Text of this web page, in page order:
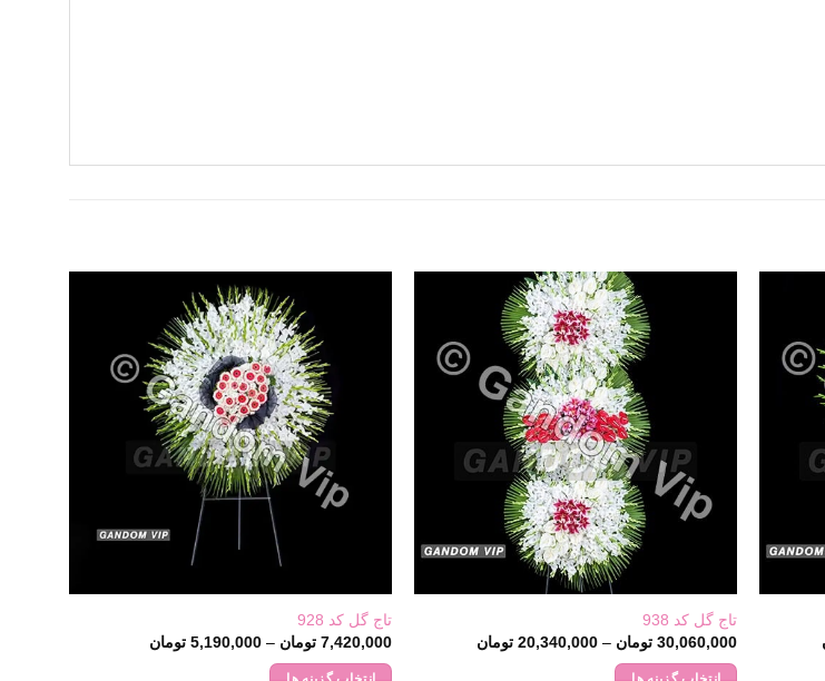
Price
25,130,000 تومان
تاج گل کد 938
30,060,000 تومان –
20,340,000 تومانPrice
20,340,000 تومان
تاج گل کد 928
7,420,000 تومان –
5,190,000 تومانPrice